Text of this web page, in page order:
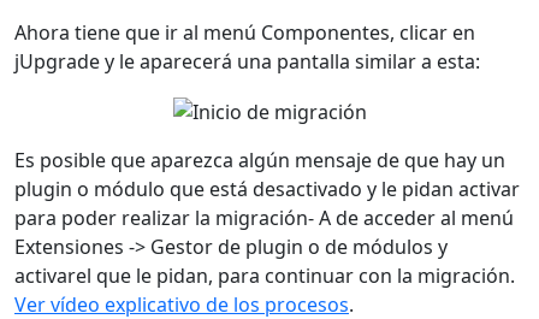
Ahora tiene que ir al menú Componentes, clicar en
jUpgrade y le aparecerá una pantalla similar a esta:
Es posible que aparezca algún mensaje de que hay un
plugin o módulo que está desactivado y le pidan activar
para poder realizar la migración- A de acceder al menú
Extensiones -> Gestor de plugin o de módulos y
activarel que le pidan, para continuar con la migración.
Ver vídeo explicativo de los procesos.